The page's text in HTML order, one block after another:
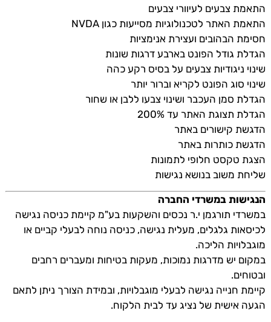
התאמת צבעים לעיוורי צבעים
התאמת האתר לטכנולוגיות מסייעות כגון NVDA
חסימת הבהובים ועצירת אנימציות
הגדלת גודל הפונט בארבע דרגות שונות
שינוי ניגודיות צבעים על בסיס רקע כהה
שינוי סוג הפונט לקריא וברור יותר
הגדלת סמן העכבר ושינוי צבעו ללבן או שחור
הגדלת תצוגת האתר עד 200%
הדגשת קישורים באתר
הדגשת כותרות באתר
הצגת טקסט חלופי לתמונות
שליחת משוב בנושא נגישות
הנגישות במשרדי החברה
במשרדי תורגמן י.ר נכסים והשקעות בע"מ קיימת כניסה נגישה
לכיסאות גלגלים, מעלית נגישה, כניסה נוחה לבעלי קביים או
מוגבלויות הליכה.
במקום יש מדרגות נמוכות, מעקות בטיחות ומעברים רחבים
ובטוחים.
קיימת חנייה נגישה לבעלי מוגבלויות, ובמידת הצורך ניתן לתאם
הגעה אישית של נציג עד לבית הלקוח.